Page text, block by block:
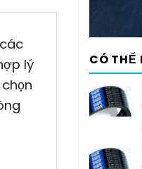
CÓ THỂ
lý